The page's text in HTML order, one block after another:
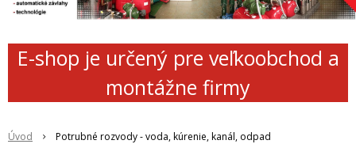
E-shop je určený pre veľkoobchod a
montážne firmy
Úvod Potrubné rozvody - voda, kúrenie, kanál, odpad